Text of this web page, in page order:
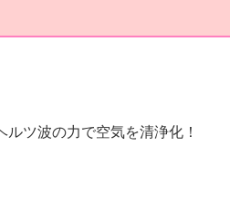
ツ波の力で空気を清浄化！